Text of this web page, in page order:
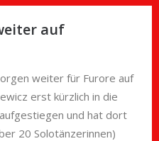
auf
weiter für Furore auf
erst kürzlich in die
aufgestiegen und hat dort
20 Solotänzerinnen)